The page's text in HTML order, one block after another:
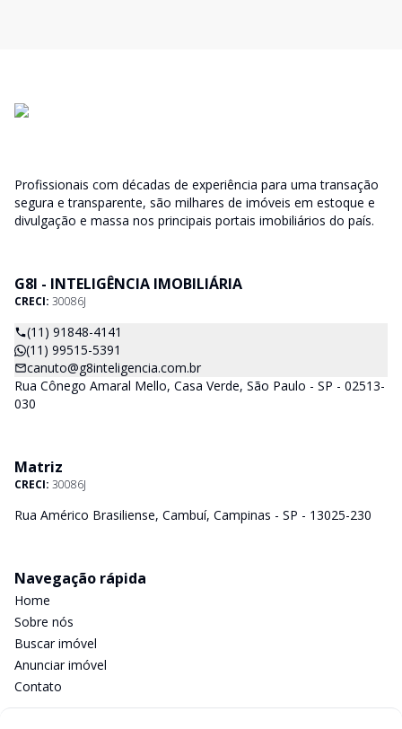
Profissionais com décadas de experiência para uma transação
segura e transparente, são milhares de imóveis em estoque e
divulgação e massa nos principais portais imobiliários do país.
G8I - INTELIGÊNCIA IMOBILIÁRIA
CRECI: 30086J
(11) 91848-4141
(11) 99515-5391
canuto@g8inteligencia.com.br
Rua Cônego Amaral Mello, Casa Verde, São Paulo - SP - 02513-
030
Matriz
CRECI: 30086J
Rua Américo Brasiliense, Cambuí, Campinas - SP - 13025-230
Navegação rápida
Home
Sobre nós
Buscar imóvel
Anunciar imóvel
Contato